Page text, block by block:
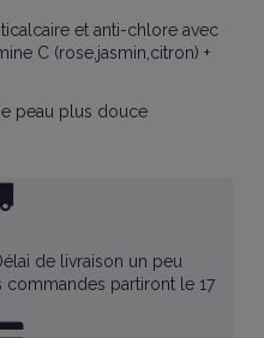
et anti-chlore avec
C (rose,jasmin,citron) +
peau plus douce
de livraison un peu
partiront le 17